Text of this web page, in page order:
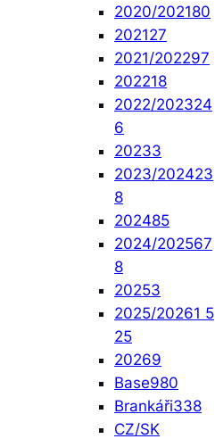
2020/202180
202127
2021/202297
202218
2022/202324
6
20233
2023/202423
8
202485
2024/202567
8
20253
2025/20261 5
25
20269
Base980
Brankáři338
CZ/SK